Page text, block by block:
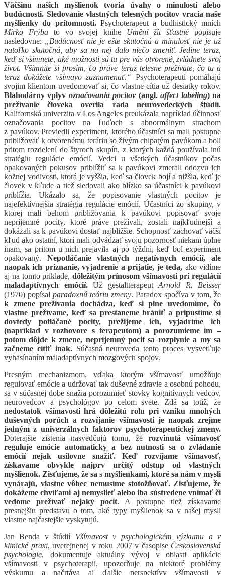
Väčšinu našich myšlienok tvoria úvahy o minulosti alebo
budúcnosti. Sledovanie vlastných telesných pocitov vracia naše
myšlienky do prítomnosti.Psychoterapeut a budhistický mních
Mirko Frýba to vo svojej knihe Umění žít šťastněpopisuje
nasledovne: „Budúcnosť nie je ešte skutočná a minulosť nie je už
natoľko skutočná, aby sa na nej dalo niečo zmeniť. Jedine teraz,
keď si všimnete, aké možnosti sú tu pre vás otvorené, zvládnete svoj
život. Všimnite si prosím, čo práve teraz telesne prežívate, čo tu a
teraz dokážete všímavo zaznamenať.“ Psychoterapeuti pomáhajú
svojim klientom uvedomovať si, čo vlastne cítia už desiatky rokov.
Blahodárny vplyv označovania pocitov(angl.affect labeling) na
prežívanie človeka overila rada neurovedeckých štúdií.
Kalifornská univerzita v Los Angeles preukázala napríklad účinnosť
označovania pocitov na ľuďoch s abnormálnym strachom
z pavúkov. Previedli experiment, ktorého účastníci sa mali postupne
približovať k otvorenému teráriu so živým chlpatým pavúkom a boli
pritom rozdelení do štyroch skupín, z ktorých každá používala inú
stratégiu regulácie emócií. Vedci u všetkých účastníkov počas
opakovaných pokusov priblížiť sa k pavúkovi zmerali odozvu ich
kožnej vodivosti, ktorá je vyššia, keď sa človek bojí a nižšia, keď je
človek v kľude a tiež sledovali ako blízko sa účastníci k pavúkovi
priblížia. Ukázalo sa, že popisovanie vlastných pocitov je
najefektívnejšia stratégia regulácie emócií. Účastníci zo skupiny, v
ktorej mali behom približovania k pavúkovi popisovať svoje
nepríjemné pocity, ktoré práve prežívali, zostali najkľudnejší a
dokázali sa k pavúkovi dostať najbližšie. Schopnosť zachovať väčší
kľud ako ostatní, ktorí mali odvádzať svoju pozornosť niekam úplne
inam, sa pritom u nich prejavila aj po týždni, keď bol experiment
opakovaný. Nepotláčanie vlastných negatívnych emócií, ale
naopak ich priznanie, vyjadrenie a prijatie, je teda, ako vidíme
aj na tomto príklade, dôležitým prínosom všímavosti pri regulácií
maladaptívnych emócií. Už gestaltterapeutArnold R. Beisser
(1970) popísal paradoxnú teóriu zmeny. Paradox spočíva v tom, že
k zmene prežívania dochádza, keď si plne uvedomíme, čo
vlastne prežívame, keď sa prestaneme brániť a pripustíme si
dovtedy potláčané pocity, prežijeme ich, vyjadríme ich
(napríklad v rozhovore s terapeutom) a porozumieme im –
potom dôjde k zmene, nepríjemný pocit sa rozplynie a my sa
začneme cítiť inak.Súčasná neuroveda tento proces vysvetľuje
vyhasínaním maladaptívnych mozgových spojov.
Presným mechanizmom, vďaka ktorým všímavosť umožňuje
regulovať emócie a udržovať tak duševné zdravie a osobnú pohodu,
sa v súčasnej dobe snažia porozumieť stovky kognitívnych vedcov,
neurovedcov a psychológov po celom svete. Zdá sa totiž, že
nedostatok všímavosti hrá dôležitú rolu pri vzniku mnohých
duševných porúch a rozvíjanie všímavosti je naopak zrejme
jedným z univerzálnych faktorov psychoterapeutickej zmeny.
Doterajšie zistenia nasvedčujú tomu, že rozvinutá všímavosť
reguluje emócie automaticky a bez nutnosti sa o zvládanie
emócií nejak usilovne snažiť. Keď rozvíjame všímavosť,
získavame obvykle najprv určitý odstup od vlastných
myšlienok. Zisťujeme, že sa s myšlienkami, ktoré sa nám v mysli
vynárajú, vlastne vôbec nemusíme stotožňovať. Zisťujeme, že
dokážeme chvíľami aj nemyslieť alebo iba sústredene vnímať či
vedome prežívať nejaký pocit. A postupne tiež získavame
presnejšiu predstavu o tom, aké typy myšlienok sa v našej mysli
vlastne najčastejšie vyskytujú.
Jan Benda v štúdií Všímavost v psychologickém výzkumu a v
klinické praxi, uverejnenej v roku 2007 v časopise Československá
psychologie, dokumentuje aktuálny vývoj v oblasti aplikácie
všímavosti v psychoterapii, upozorňuje na niektoré problémy
výskumu a načrtáva aj ďalšie perspektívy všímavosti v